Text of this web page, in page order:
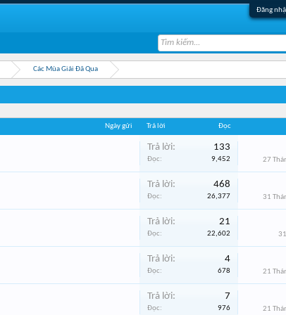
Đăng
Các Mùa Giải Đã Qua
Ngày gửi Trả lời Đọc
Trả lời: 133
Đọc: 9,452 27
Trả lời: 468
Đọc: 26,377 31
Trả lời: 21
Đọc: 22,602
Trả lời: 4
Đọc: 678 21
Trả lời: 7
Đọc: 976 21